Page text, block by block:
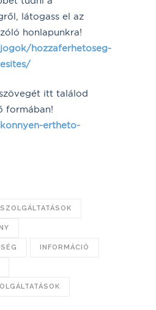
látogass el az
honlapunkra!
hozzaferhetoseg-
itt találod
formában!
ertheto-
INFORMÁCIÓ